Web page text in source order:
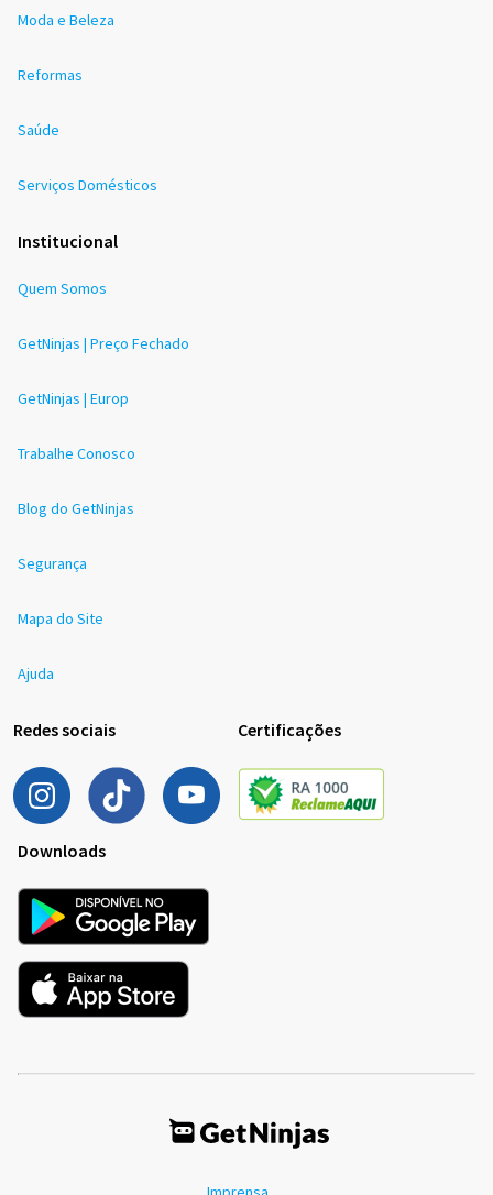
Moda e Beleza
Reformas
Saúde
Serviços Domésticos
Institucional
Quem Somos
GetNinjas | Preço Fechado
GetNinjas | Europ
Trabalhe Conosco
Blog do GetNinjas
Segurança
Mapa do Site
Ajuda
Redes sociais Certificações
Downloads